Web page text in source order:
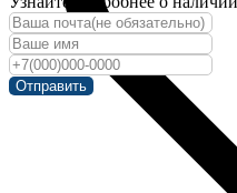
Отправить